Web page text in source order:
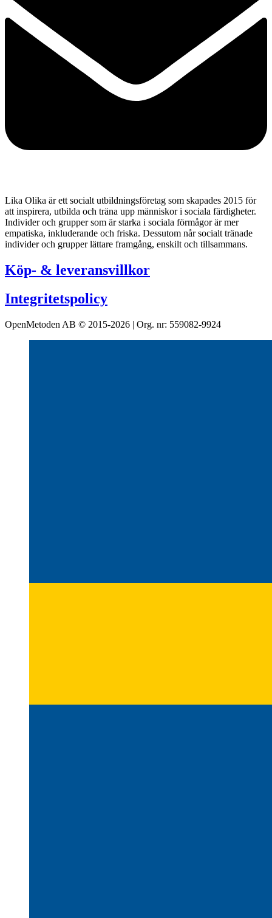
Lika Olika är ett socialt utbildningsföretag som skapades 2015 för
att inspirera, utbilda och träna upp människor i sociala färdigheter.
Individer och grupper som är starka i sociala förmågor är mer
empatiska, inkluderande och friska. Dessutom når socialt tränade
individer och grupper lättare framgång, enskilt och tillsammans.
Köp- & leveransvillkor
Integritetspolicy
OpenMetoden AB © 2015-2026 | Org. nr: 559082-9924